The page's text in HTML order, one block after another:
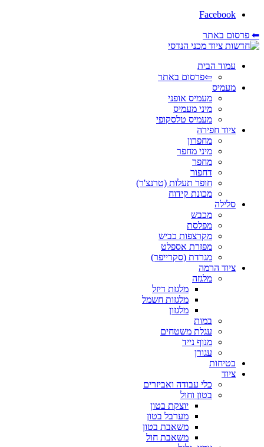
Facebook
⬅ פרסום באתר
עמוד הבית
⇦פרסום באתר
מעמיס
מעמיס אופני
מיני מעמיס
מעמיס טלסקופי
ציוד חפירה
מחפרון
מיני מחפר
מחפר
דחפור
חופר תעלות (טרנצ'ר)
מכונת קידוח
סלילה
מכבש
מפלסת
מקרצפות כביש
מפזרת אספלט
מגרדת (סקרייפר)
ציוד הרמה
מלגזה
מלגזת דיזל
מלגזות חשמל
מלגזון
במות
עגלת משטחים
מנוף נייד
עגורן
בטיחות
ציוד
כלי עבודה ואביזרים
בטון וחול
יוצקת בטון
מערבל בטון
משאבת בטון
משאבת חול